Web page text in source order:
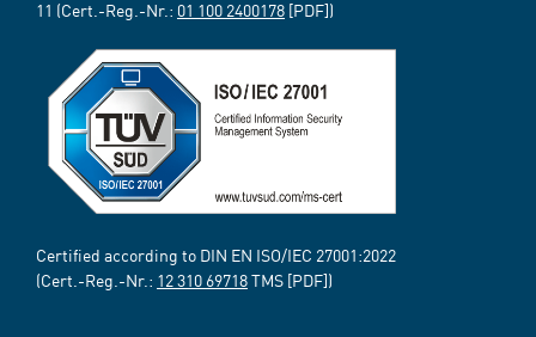
11 (Cert.-Reg.-Nr.: 01 100 2400178 [PDF])
Certified according to DIN EN ISO/IEC 27001:2022
(Cert.-Reg.-Nr.: 12 310 69718TMS [PDF])